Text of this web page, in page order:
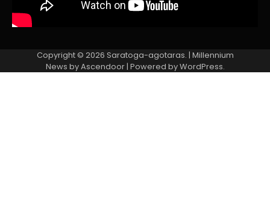
Copyright © 2026 Saratoga-agotaras. | Millennium
News byAscendoor| Powered byWordPress.